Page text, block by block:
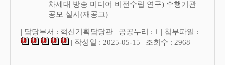
차세대 방송 미디어 비전수립 연구) 수행기관
공모 실시(재공고)
| 담당부서 : 혁신기획담당관 | 공공누리 : 1 | 첨부파일 :
| 작성일 : 2025-05-15 | 조회수 : 2968 |